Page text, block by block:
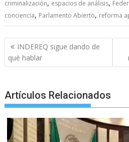
b
o
o
k
er l s
A
p
p
e
n
er
criminalización, espacios de análisis,
conciencia, Parlamento Abierto, reforma
Post
navigation
INDEREQ sigue dando de
qué hablar
Artículos Relacionados